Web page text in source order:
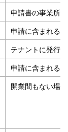
申請書の事業所
申請に含まれる
テナントに発行
申請に含まれる
開業間もない場